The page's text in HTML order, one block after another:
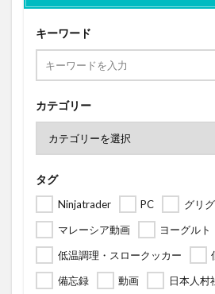
キーワード
カテゴリー
タグ
Ninjatrader PC
グリ
マレーシア動画
ヨーグルト
低温調理・スロークッカー
備忘録
動画 日本人村